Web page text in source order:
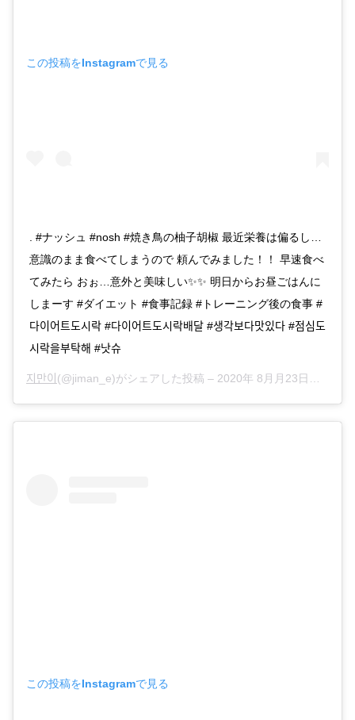
この投稿をInstagramで見る
. #ナッシュ #nosh #焼き鳥の柚子胡椒 最近栄養は偏るし…
意識のまま食べてしまうので 頼んでみました！！ 早速食べ
てみたら おぉ…意外と美味しい✨✨ 明日からお昼ごはんに
しまーす #ダイエット #食事記録 #トレーニング後の食事 #
다이어트도시락 #다이어트도시락배달 #생각보다맛있다 #점심도
시락을부탁해 #낫슈
지만이 (@jiman_e)がシェアした投稿 – 2020年 8月月23日午前3時04分PDT
この投稿をInstagramで見る